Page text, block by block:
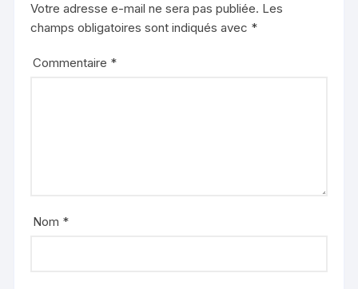
Votre adresse e-mail ne sera pas publiée. Les
champs obligatoires sont indiqués avec *
Commentaire *
Nom *